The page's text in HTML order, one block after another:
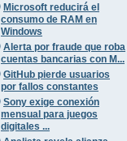
Microsoft reducirá el
consumo de RAM en
Windows
Alerta por fraude que roba
cuentas bancarias con M...
GitHub pierde usuarios
por fallos constantes
Sony exige conexión
mensual para juegos
digitales ...